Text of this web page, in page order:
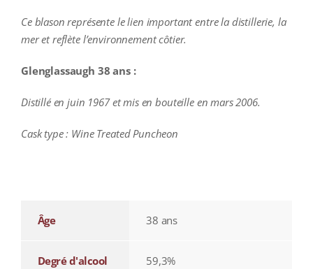
Ce blason représente le lien important entre la distillerie, la
mer et reflète l’environnement côtier.
Glenglassaugh 38 ans :
Distillé en juin 1967 et mis en bouteille en mars 2006.
Cask type : Wine Treated Puncheon
Âge 38 ans
Degré d'alcool 59,3%